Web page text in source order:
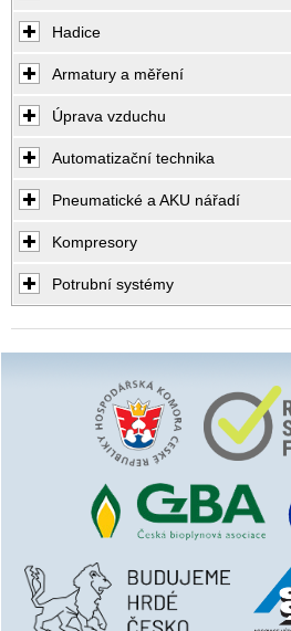
Hadice
Armatury a měření
Úprava vzduchu
Automatizační technika
Pneumatické a AKU nářadí
Kompresory
Potrubní systémy